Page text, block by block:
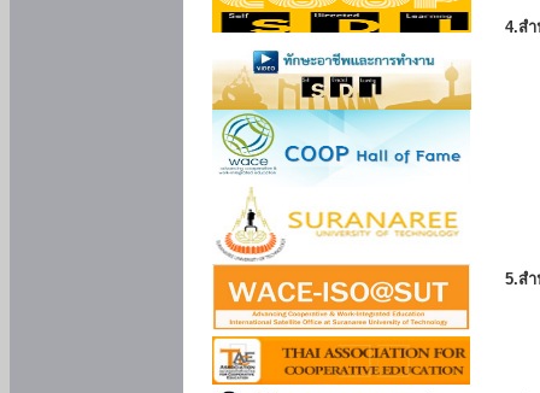
4.ส
5.ส